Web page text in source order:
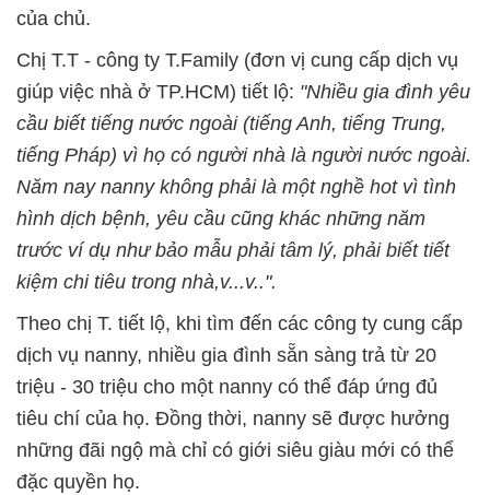
của chủ.
Chị T.T - công ty T.Family (đơn vị cung cấp dịch vụ
giúp việc nhà ở TP.HCM) tiết lộ: "Nhiều gia đình yêu
cầu biết tiếng nước ngoài (tiếng Anh, tiếng Trung,
tiếng Pháp) vì họ có người nhà là người nước ngoài.
Năm nay nanny không phải là một nghề hot vì tình
hình dịch bệnh, yêu cầu cũng khác những năm
trước ví dụ như bảo mẫu phải tâm lý, phải biết tiết
kiệm chi tiêu trong nhà,v...v..".
Theo chị T. tiết lộ, khi tìm đến các công ty cung cấp
dịch vụ nanny, nhiều gia đình sẵn sàng trả từ 20
triệu - 30 triệu cho một nanny có thể đáp ứng đủ
tiêu chí của họ. Đồng thời, nanny sẽ được hưởng
những đãi ngộ mà chỉ có giới siêu giàu mới có thể
đặc quyền họ.